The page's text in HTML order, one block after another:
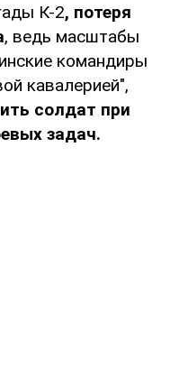
К-2, потеря
, ведь масштабы
командиры
кавалерией",
солдат при
задач.